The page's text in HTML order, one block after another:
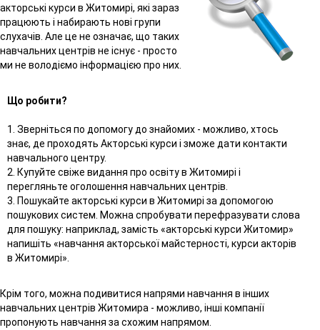
акторські курси в Житомирі, які зараз
працюють і набирають нові групи
слухачів. Але це не означає, що таких
навчальних центрів не існує - просто
ми не володіємо інформацією про них.
Що робити?
1. Зверніться по допомогу до знайомих - можливо, хтось
знає, де проходять Акторські курси і зможе дати контакти
навчального центру.
2. Купуйте свіже видання про освіту в Житомирі і
перегляньте оголошення навчальних центрів.
3. Пошукайте акторські курси в Житомирі за допомогою
пошукових систем. Можна спробувати перефразувати слова
для пошуку: наприклад, замість «акторські курси Житомир»
напишіть «навчання акторської майстерності, курси акторів
в Житомирі».
Крім того, можна подивитися напрями навчання в інших
навчальних центрів Житомира - можливо, інші компанії
пропонують навчання за схожим напрямом.